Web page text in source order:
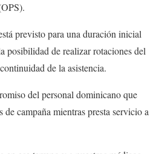
previsto para una duración inicial
posibilidad de realizar rotaciones del
de la asistencia.
del personal dominicano que
de campaña mientras presta servicio a